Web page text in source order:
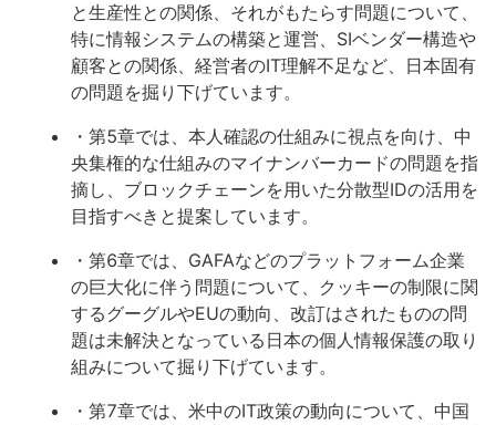
と生産性との関係、それがもたらす問題について、
特に情報システムの構築と運営、SIベンダー構造や
顧客との関係、経営者のIT理解不足など、日本固有
の問題を掘り下げています。
・第5章では、本人確認の仕組みに視点を向け、中
央集権的な仕組みのマイナンバーカードの問題を指
摘し、ブロックチェーンを用いた分散型IDの活用を
目指すべきと提案しています。
・第6章では、GAFAなどのプラットフォーム企業
の巨大化に伴う問題について、クッキーの制限に関
するグーグルやEUの動向、改訂はされたものの問
題は未解決となっている日本の個人情報保護の取り
組みについて掘り下げています。
・第7章では、米中のIT政策の動向について、中国